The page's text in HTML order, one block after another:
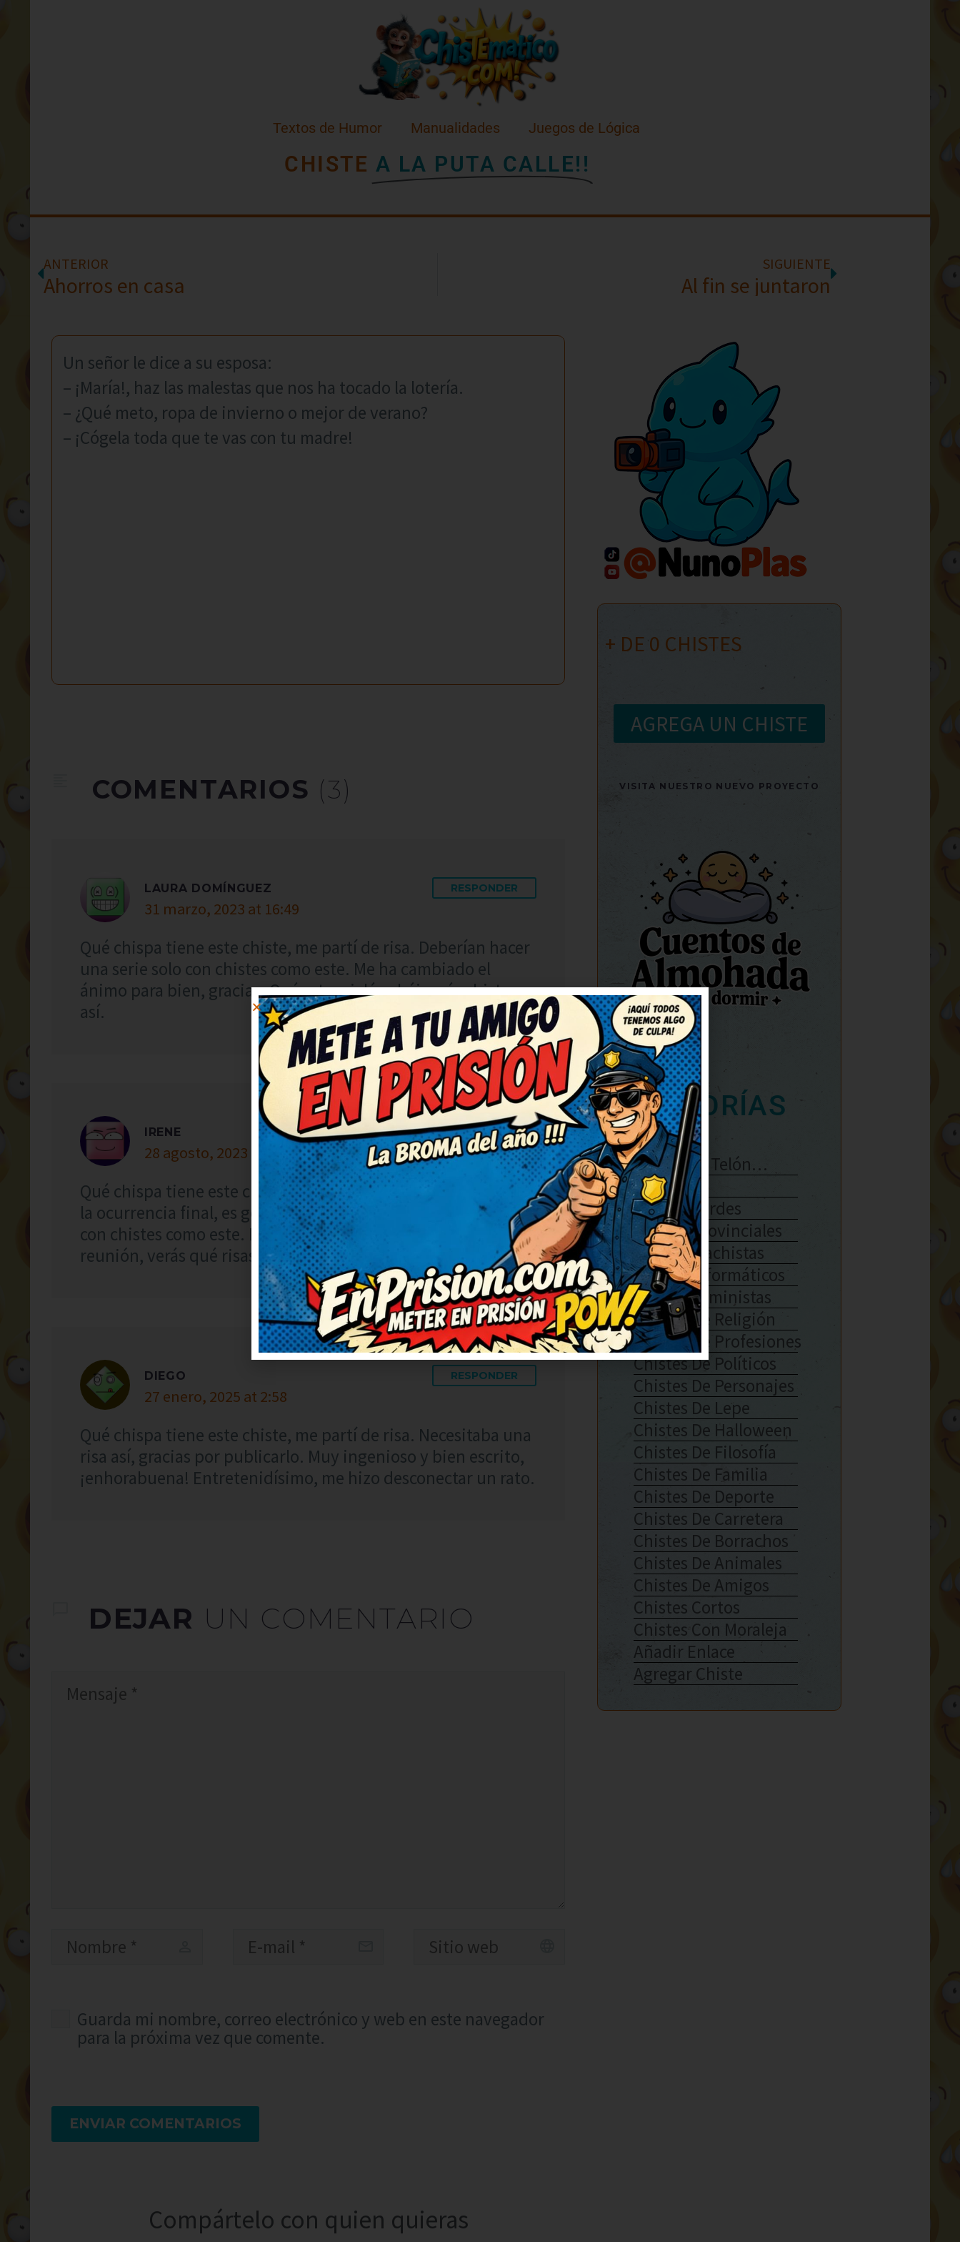
Textos de Humor Manualidades Juegos de Lógica
CHISTE A LA PUTA CALLE!!
ANTERIOR
Ahorros en casa
SIGUIENTE
Al fin se juntaron
Un señor le dice a su esposa:
– ¡María!, haz las malestas que nos ha tocado la lotería.
– ¿Qué meto, ropa de invierno o mejor de verano?
– ¡Cógela toda que te vas con tu madre!
COMENTARIOS (3)
LAURA DOMÍNGUEZ
31 marzo, 2023 at 16:49
RESPONDER
Qué chispa tiene este chiste, me partí de risa. Deberían hacer
una serie solo con chistes como este. Me ha cambiado el
ánimo para bien, gracias. Qué arte, ojalá subáis más chistes
así.
IRENE
28 agosto, 2023 at 23:32
RESPONDER
Qué chispa tiene este chiste, me partí de risa. Me quedo con
la ocurrencia final, es genial. Deberían hacer una serie solo
con chistes como este. Lo guardo para contarlo en la próxima
reunión, verás qué risas.
DIEGO
27 enero, 2025 at 2:58
RESPONDER
Qué chispa tiene este chiste, me partí de risa. Necesitaba una
risa así, gracias por publicarlo. Muy ingenioso y bien escrito,
¡enhorabuena! Entretenidísimo, me hizo desconectar un rato.
DEJAR UN COMENTARIO
Guarda mi nombre, correo electrónico y web en este navegador
para la próxima vez que comente.
ENVIAR COMENTARIOS
Compártelo con quien quieras
+ DE 0 CHISTES
AGREGA UN CHISTE
VISITA NUESTRO NUEVO PROYECTO
CATEGORÍAS
Se Abre El Telón…
Enlaces
Chistes Verdes
Chistes Provinciales
Chistes Machistas
Chistes Informáticos
Chistes Feministas
Chistes De Religión
Chistes De Profesiones
Chistes De Políticos
Chistes De Personajes
Chistes De Lepe
Chistes De Halloween
Chistes De Filosofía
Chistes De Familia
Chistes De Deporte
Chistes De Carretera
Chistes De Borrachos
Chistes De Animales
Chistes De Amigos
Chistes Cortos
Chistes Con Moraleja
Añadir Enlace
Agregar Chiste